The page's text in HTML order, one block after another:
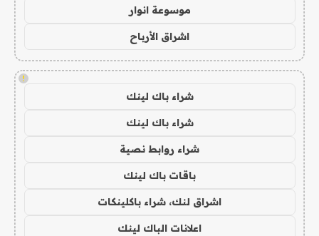
موسوعة انوار
اشراق الأرباح
!
شراء باك لينك
شراء باك لينك
شراء روابط نصية
باقات باك لينك
اشراق لنك، شراء باكلينكات
اعلانات الباك لينك